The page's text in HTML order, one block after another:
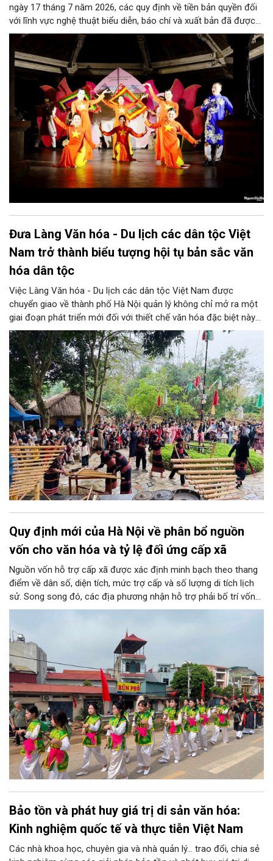
ngày 17 tháng 7 năm 2026, các quy định về tiền bản quyền đối
với lĩnh vực nghệ thuật biểu diễn, báo chí và xuất bản đã được
cụ thể hóa minh bạch với nhiều khung định mức chi tiết, đáp
ứng tính đặc thù của từng hoạt động sáng tạo và khai thác tác
phẩm.
Đưa Làng Văn hóa - Du lịch các dân tộc Việt
Nam trở thành biểu tượng hội tụ bản sắc văn
hóa dân tộc
Việc Làng Văn hóa - Du lịch các dân tộc Việt Nam được
chuyển giao về thành phố Hà Nội quản lý không chỉ mở ra một
giai đoạn phát triển mới đối với thiết chế văn hóa đặc biệt này
mà còn tạo thêm động lực để Thủ đô hiện thực hóa mục tiêu
đưa văn hóa trở thành nguồn lực phát triển. Đó là định hướng
được nhấn mạnh trong Thông báo số 573-TB/TU ngày
16/7/2026 của Văn phòng Thành ủy về kết luận của đồng chí
Trần Đức Thắng, Ủy viên Bộ Chính trị, Bí thư Thành ủy tại buổi
làm việc với Làng Văn hóa - Du lịch các dân tộc Việt Nam.
Quy định mới của Hà Nội về phân bổ nguồn
vốn cho văn hóa và tỷ lệ đối ứng cấp xã
Nguồn vốn hỗ trợ cấp xã được xác định minh bạch theo thang
điểm về dân số, diện tích, mức trợ cấp và số lượng di tích lịch
sử. Song song đó, các địa phương nhận hỗ trợ phải bố trí vốn
đối ứng tối thiểu từ 10% đến 20% tùy điều kiện ngân sách thực
toàn diện văn hóa Thủ đô.
Bảo tồn và phát huy giá trị di sản văn hóa:
Kinh nghiệm quốc tế và thực tiễn Việt Nam
Các nhà khoa học, chuyên gia và nhà quản lý... trao đổi, chia sẻ